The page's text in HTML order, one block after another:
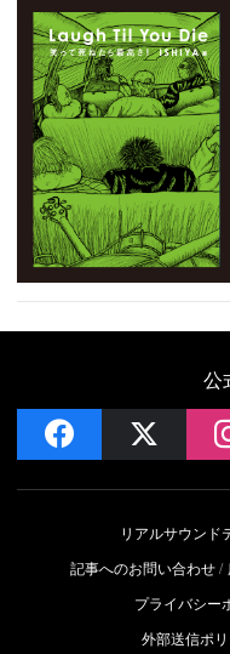
公
facebook
リアルサウンド
記事へのお問い合わせ
プライバシー
外部送信ポ